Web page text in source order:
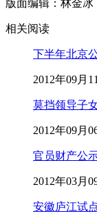
版面编辑：林金冰
相关阅读
下半年北京
2012年09月
莫挡领导子
2012年09月
官员财产公
2012年03月
安徽庐江试